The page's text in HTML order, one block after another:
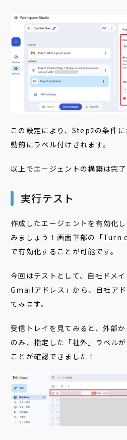
この設定により、Step2の条件
動的にラベル付けされます。
以上でエージェントの構築は完了
実行テスト
作成したエージェントを有効化
みましょう！画面下部の「Turn
で有効化することが可能です。
今回はテストとして、自社ドメ
Gmailアドレス」から、自社ア
てみます。
受信トレイを見てみると、外部
のみ、指定した「社外」ラベル
ことが確認できました！